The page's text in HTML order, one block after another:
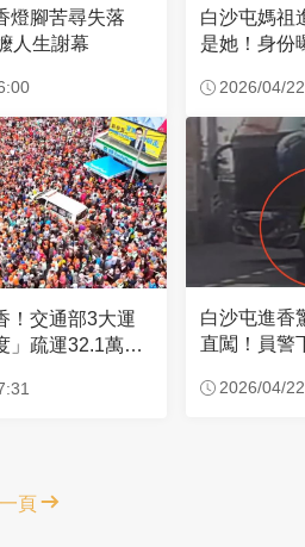
燈腳苦尋失落
人生謝幕
白沙屯媽祖
是她！身
2026/04/
！交通部3大運
」疏運32.1萬創
白沙屯進香
直闖！員警
2026/04/
頁